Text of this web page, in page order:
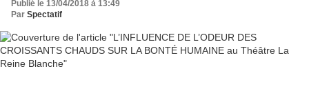
Publié le 13/04/2018 à 13:49
Par Spectatif